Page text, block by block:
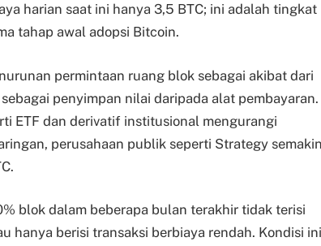
harian saat ini hanya 3,5 BTC; ini adalah tingkat
tahap awal adopsi Bitcoin.
permintaan ruang blok sebagai akibat dari
penyimpan nilai daripada alat pembayaran.
ETF dan derivatif institusional mengurangi
perusahaan publik seperti Strategy semakin
blok dalam beberapa bulan terakhir tidak terisi
hanya berisi transaksi berbiaya rendah. Kondisi ini